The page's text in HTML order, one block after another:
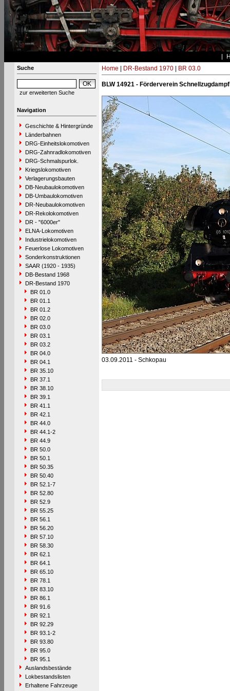
Suche
zur erweiterten Suche
Navigation
Geschichte & Hintergründe
Länderbahnen
DRG-Einheitslokomotiven
DRG-Zahnradlokomotiven
DRG-Schmalspurlok.
Kriegslokomotiven
Verlagerungsbauten
DB-Neubaulokomotiven
DB-Umbaulokomotiven
DR-Neubaulokomotiven
DR-Rekolokomotiven
DR - "6000er"
ELNA-Lokomotiven
Industrielokomotiven
Feuerlose Lokomotiven
Sonderkonstruktionen
SAAR (1920 - 1935)
DB-Bestand 1968
DR-Bestand 1970
BR 01.0
BR 01.1
BR 01.2
BR 02.0
BR 03.0
BR 03.1
BR 03.2
BR 04.0
BR 04.1
BR 35.10
BR 37.1
BR 38.10
BR 39.1
BR 41.1
BR 42.1
BR 44.0
BR 44.1-2
BR 44.9
BR 50.0
BR 50.1
BR 50.35
BR 50.40
BR 52.1-7
BR 52.80
BR 52.9
BR 55.25
BR 56.1
BR 56.20
BR 57.10
BR 58.30
BR 62.1
BR 64.1
BR 65.10
BR 78.1
BR 83.10
BR 86.1
BR 91.6
BR 92.1
BR 92.29
BR 93.1-2
BR 93.80
BR 95.0
BR 95.1
Auslandsbestände
Lokbestandslisten
Erhaltene Fahrzeuge
Home DR-Bestand 1970| BR 03.0
BLW 14921 - Förderverein
03.09.2011 - Schkopau